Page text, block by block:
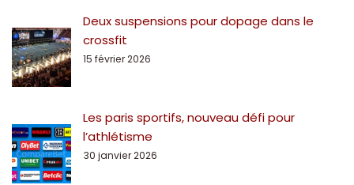
Deux suspensions pour dopage dans le
crossfit
15 février 2026
Les paris sportifs, nouveau défi pour
l’athlétisme
30 janvier 2026